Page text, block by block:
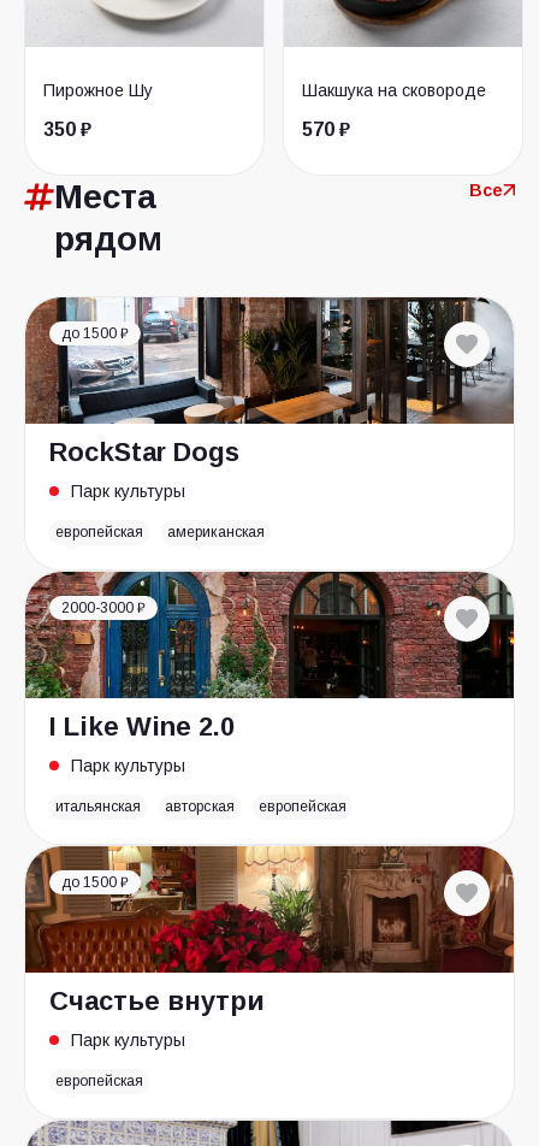
Пирожное Шу
350 ₽
Шакшука на сковороде
570 ₽
Места
рядом
Все
до 1500 ₽
RockStar Dogs
Парк культуры
европейская американская
2000-3000 ₽
I Like Wine 2.0
Парк культуры
итальянская авторская европейская
до 1500 ₽
Счастье внутри
Парк культуры
европейская